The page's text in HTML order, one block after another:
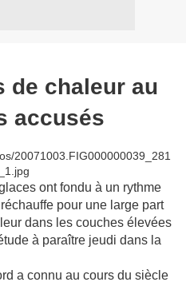
de chaleur au
accusés
ont fondu à un rythme
pour une large part
dans les couches élevées
à paraître jeudi dans la
a connu au cours du siècle